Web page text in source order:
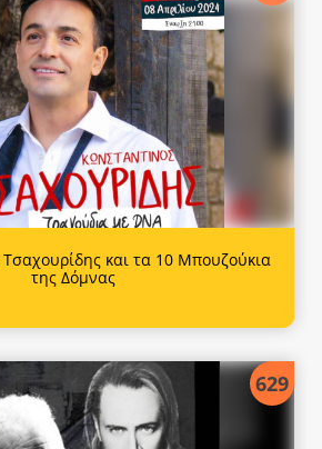
και τα 10 Μπουζούκια
της Δόμνας
629